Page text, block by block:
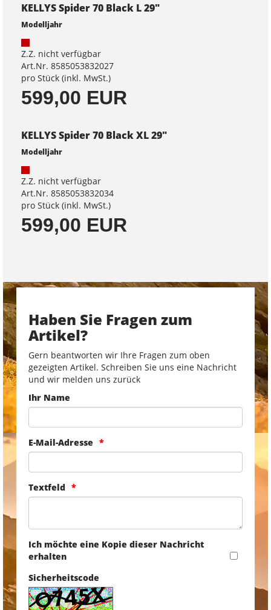
KELLYS Spider 70 Black L 29"
Modelljahr
Z.Z. nicht verfügbar
Art.Nr. 8585053832027
pro Stück (inkl. MwSt.)
599,00 EUR
KELLYS Spider 70 Black XL 29"
Modelljahr
Z.Z. nicht verfügbar
Art.Nr. 8585053832034
pro Stück (inkl. MwSt.)
599,00 EUR
Haben Sie Fragen zum
Artikel?
Gern beantworten wir Ihre Fragen zum oben
gezeigten Artikel. Schreiben Sie uns eine Nachricht
und wir melden uns zurück
Ihr Name
E-Mail-Adresse
Textfeld
Ich möchte eine Kopie dieser Nachricht
erhalten
Sicherheitscode